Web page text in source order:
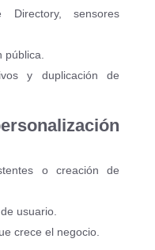
Directory, sensores
y duplicación de
o creación de
usuario.
crece el negocio.